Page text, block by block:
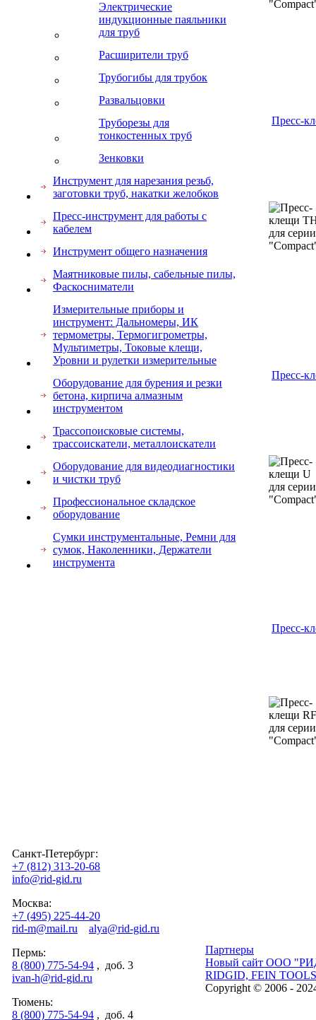
Электрические
индукционные паяльники
для труб
Расширители труб
Трубогибы для трубок
Развальцовки
Труборезы для
тонкостенных труб
Зенковки
Инструмент для нарезания резьб,
заготовки труб, накатки желобков
Пресс-инструмент для работы с
кабелем
Инструмент общего назначения
Маятниковые пилы, сабельные пилы,
Фаскосниматели
Измерительные приборы и
инструмент: Дальномеры, ИК
термометры, Термогигрометры,
Мультиметры, Токовые клещи,
Уровни и рулетки измерительные
Оборудование для бурения и резки
бетона, кирпича алмазным
инструментом
Трассопоисковые системы,
трассоискатели, металлоискатели
Оборудование для видеодиагностики
и чистки труб
Профессиональное складское
оборудование
Cумки инструментальные, Ремни для
сумок, Наколенники, Держатели
инструмента
Пресс-
Пресс-
Пресс-
Санкт-Петербург:
+7 (812) 313-20-68
info@rid-gid.ru
Москва:
+7 (495) 225-44-20
rid-m@mail.ru
alya@rid-gid.ru
Пермь:
8 (800) 775-54-94 , доб. 3
ivan-h@rid-gid.ru
Тюмень:
8 (800) 775-54-94 , доб. 4
Партнеры
Новый сайт ООО
RIDGID, FEIN
Copyright © 2006 -